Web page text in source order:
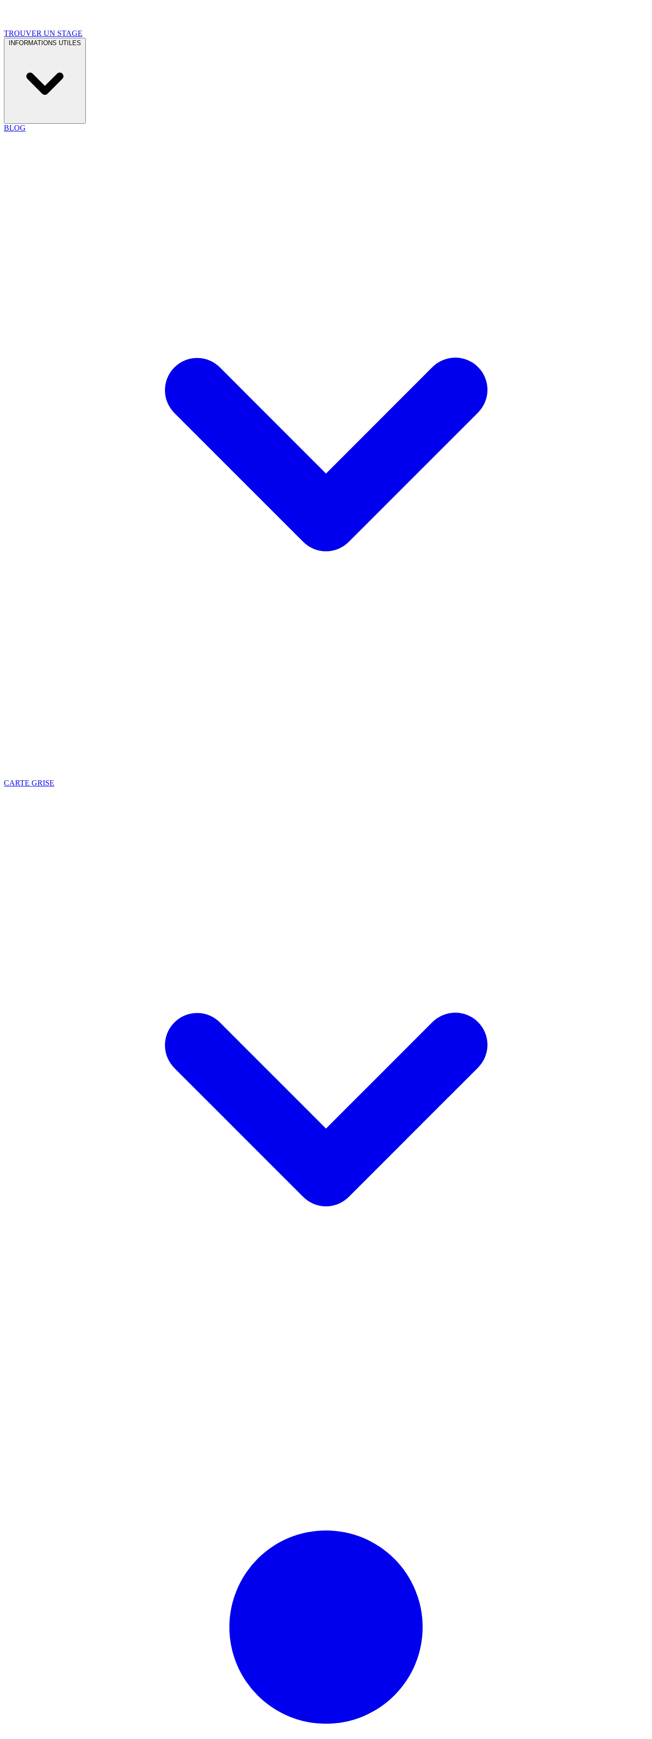
TROUVER UN STAGE
INFORMATIONS UTILES
BLOG
CARTE GRISE